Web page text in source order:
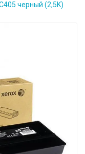
черный (2,5K)